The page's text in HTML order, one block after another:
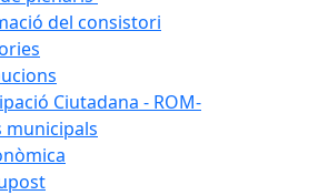
del consistori
Ciutadana - ROM-
municipals